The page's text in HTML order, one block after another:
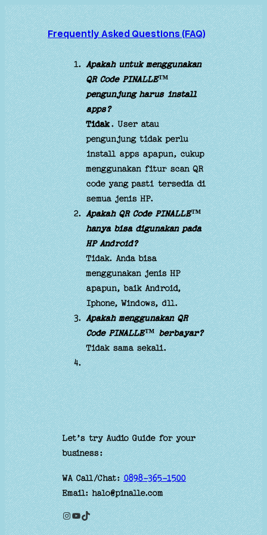
Skip
to
content
Frequently Asked Questions (FAQ)
Apakah untuk menggunakan
QR Code PINALLE™
pengunjung harus install
apps?
Tidak. User atau
pengunjung tidak perlu
install apps apapun, cukup
menggunakan fitur scan QR
code yang pasti tersedia di
semua jenis HP.
Apakah QR Code PINALLE™
hanya bisa digunakan pada
HP Android?
Tidak. Anda bisa
menggunakan jenis HP
apapun, baik Android,
Iphone, Windows, dll.
Apakah menggunakan QR
Code PINALLE™ berbayar?
Tidak sama sekali.
Let’s try Audio Guide for your
business:
WA Call/Chat:0898-365-1500
Email: halo@pinalle.com
Instagram YouTube TikTok